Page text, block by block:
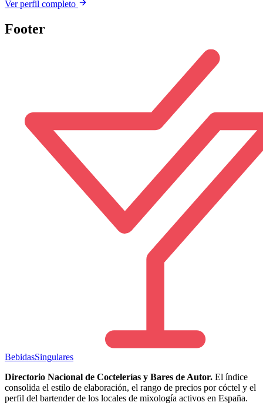
Ver perfil completo
Footer
BebidasSingulares
Directorio Nacional de Coctelerías y Bares de Autor. El índice
consolida el estilo de elaboración, el rango de precios por cóctel y el
perfil del bartender de los locales de mixología activos en España.